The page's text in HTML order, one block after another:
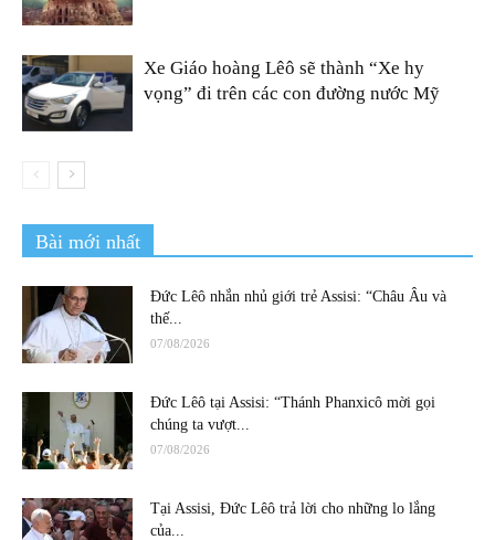
Xe Giáo hoàng Lêô sẽ thành “Xe hy
vọng” đi trên các con đường nước Mỹ
Bài mới nhất
Đức Lêô nhắn nhủ giới trẻ Assisi: “Châu Âu và
thế...
07/08/2026
Đức Lêô tại Assisi: “Thánh Phanxicô mời gọi
chúng ta vượt...
07/08/2026
Tại Assisi, Đức Lêô trả lời cho những lo lắng
của...